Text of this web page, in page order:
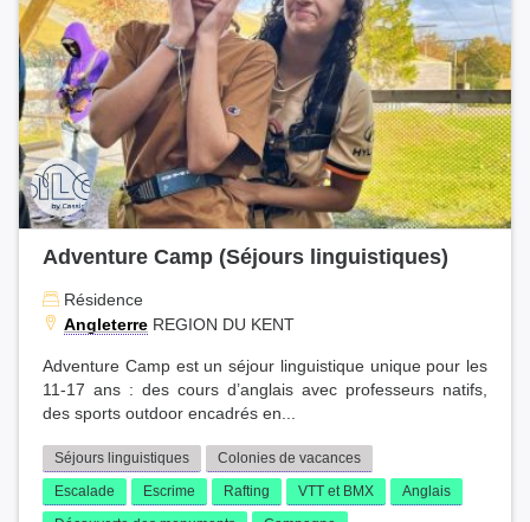
Adventure Camp (Séjours linguistiques)
Résidence
Angleterre REGION DU KENT
Adventure Camp est un séjour linguistique unique pour les
11-17 ans : des cours d’anglais avec professeurs natifs,
des sports outdoor encadrés en...
Séjours linguistiques
Colonies de vacances
Escalade
Escrime Rafting VTT et BMX
Anglais